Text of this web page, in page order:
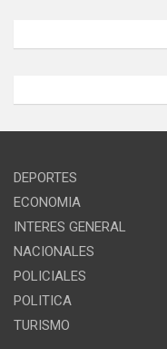
DEPORTES
ECONOMIA
INTERES GENERAL
NACIONALES
POLICIALES
POLITICA
TURISMO